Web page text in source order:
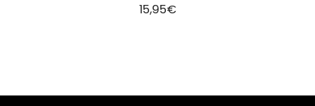
15,95€